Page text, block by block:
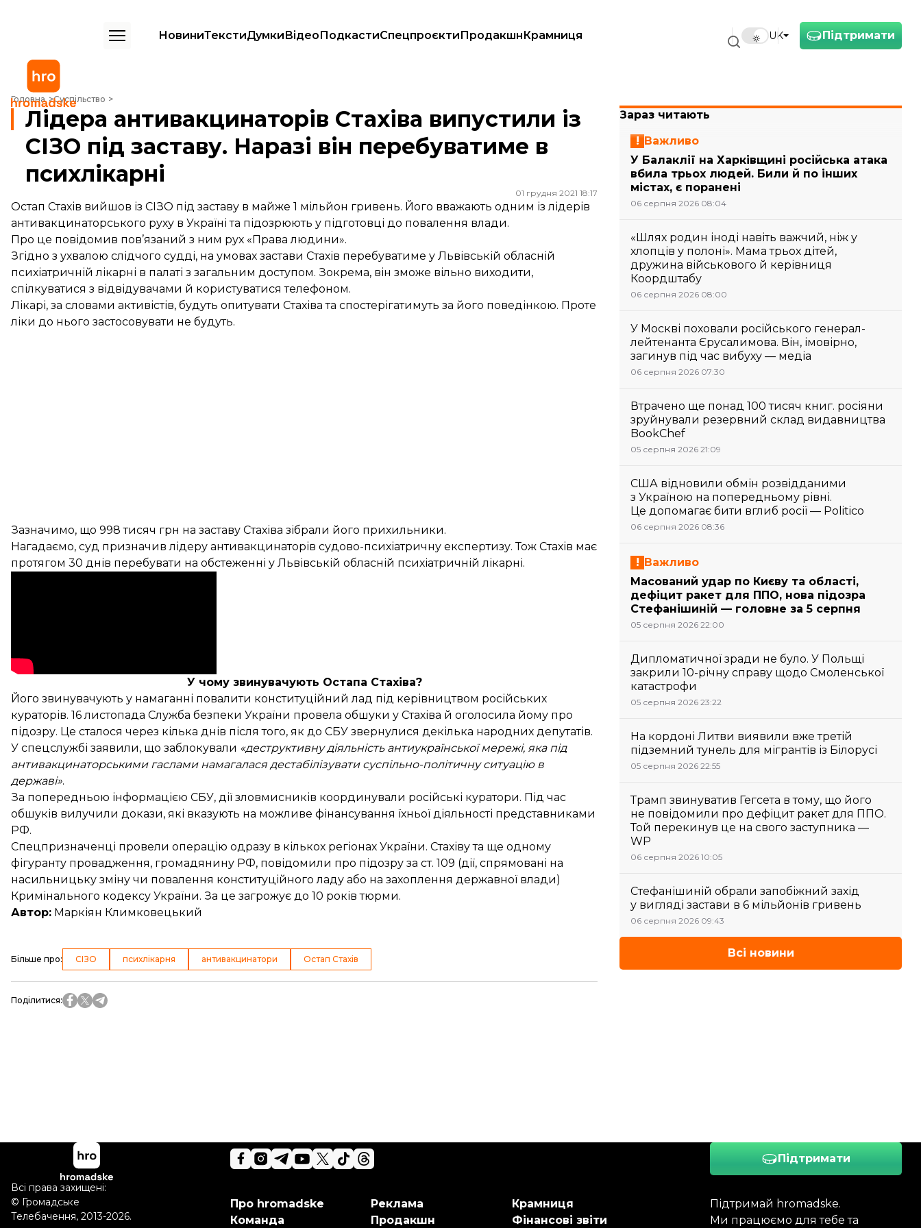
Підтримати
UK
НовиниТекстиДумкиВідеоПодкастиСпецпроєктиПродакшнКрамниця
Головна Суспільство
Лідера антивакцинаторів Стахіва випустили із СІЗО під заставу. Наразі він перебуватиме в психлікарні
Лідера антивакцинаторів Стахіва випустили із
СІЗО під заставу. Наразі він перебуватиме в
психлікарні
01 грудня 2021 18:17
Остап Стахів вийшов із СІЗО під заставу в майже 1 мільйон гривень. Його вважають одним із лідерів
антивакцинаторського руху в Україні та підозрюють у підготовці до повалення влади.
Про це повідомив пов’язаний з ним рух «Права людини».
Згідно з ухвалою слідчого судді, на умовах застави Стахів перебуватиме у Львівській обласній
психіатричній лікарні в палаті з загальним доступом. Зокрема, він зможе вільно виходити,
спілкуватися з відвідувачами й користуватися телефоном.
Лікарі, за словами активістів, будуть опитувати Стахіва та спостерігатимуть за його поведінкою. Проте
ліки до нього застосовувати не будуть.
Зазначимо, що 998 тисяч грн на заставу Стахіва зібрали його прихильники.
Нагадаємо, суд призначив лідеру антивакцинаторів судово-психіатричну експертизу. Тож Стахів має
протягом 30 днів перебувати на обстеженні у Львівській обласній психіатричній лікарні.
У чому звинувачують Остапа Стахіва?
Його звинувачують у намаганні повалити конституційний лад під керівництвом російських
кураторів. 16 листопада Служба безпеки України провела обшуки у Стахіва й оголосила йому про
підозру. Це сталося через кілька днів після того, як до СБУ звернулися декілька народних депутатів.
У спецслужбі заявили, що заблокували «деструктивну діяльність антиукраїнської мережі, яка під
антивакцинаторськими гаслами намагалася дестабілізувати суспільно-політичну ситуацію в
державі».
За попередньою інформацією СБУ, дії зловмисників координували російські куратори. Під час
обшуків вилучили докази, які вказують на можливе фінансування їхньої діяльності представниками
РФ.
Спецпризначенці провели операцію одразу в кількох регіонах України. Стахіву та ще одному
фігуранту провадження, громадянину РФ, повідомили про підозру за ст. 109 (дії, спрямовані на
насильницьку зміну чи повалення конституційного ладу або на захоплення державної влади)
Кримінального кодексу України. За це загрожує до 10 років тюрми.
Автор: Маркіян Климковецький
Більше про: СІЗО психлікарня антивакцинатори Остап Стахів
Поділитися:
Зараз читають
Важливо
У Балаклії на Харківщині російська атака
вбила трьох людей. Били й по інших
містах, є поранені
06 серпня 2026 08:04
«Шлях родин іноді навіть важчий, ніж у
хлопців у полоні». Мама трьох дітей,
дружина військового й керівниця
Коордштабу
06 серпня 2026 08:00
У Москві поховали російського генерал-
лейтенанта Єрусалимова. Він, імовірно,
загинув під час вибуху — медіа
06 серпня 2026 07:30
Втрачено ще понад 100 тисяч книг. росіяни
зруйнували резервний склад видавництва
BookChef
05 серпня 2026 21:09
США відновили обмін розвідданими
з Україною на попередньому рівні.
Це допомагає бити вглиб росії — Politico
06 серпня 2026 08:36
Важливо
Масований удар по Києву та області,
дефіцит ракет для ППО, нова підозра
Стефанішиній — головне за 5 серпня
05 серпня 2026 22:00
Дипломатичної зради не було. У Польщі
закрили 10-річну справу щодо Смоленської
катастрофи
05 серпня 2026 23:22
На кордоні Литви виявили вже третій
підземний тунель для мігрантів із Білорусі
05 серпня 2026 22:55
Трамп звинуватив Гегсета в тому, що його
не повідомили про дефіцит ракет для ППО.
Той перекинув це на свого заступника —
WP
06 серпня 2026 10:05
Стефанішиній обрали запобіжний захід
у вигляді застави в 6 мільйонів гривень
06 серпня 2026 09:43
Всі новини
Підтримати
Підтримай hromadske.
Ми працюємо для тебе та
Про hromadske
Команда
Реклама
Продакшн
Крамниця
Фінансові звіти
Всі права захищені:
© Громадське
Телебачення, 2013-2026.